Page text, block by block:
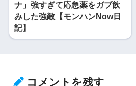
ナ」強すぎて応急薬をガブ飲
みした強敵【モンハンNow日
記】
コメントを残す